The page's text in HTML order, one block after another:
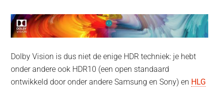
Dolby Vision is dus niet de enige HDR techniek: je hebt
onder andere ook HDR10 (een open standaard
ontwikkeld door onder andere Samsung en Sony) en HLG